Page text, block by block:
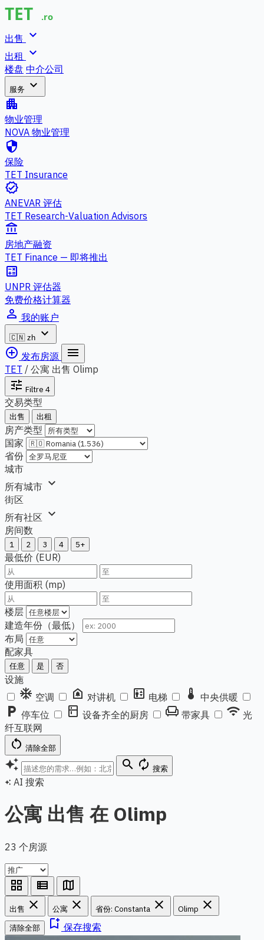
出售 expand_more
出租 expand_more
楼盘 中介公司
服务 expand_more
apartment
物业管理
NOVA 物业管理
security
保险
TET Insurance
verified
ANEVAR 评估
TET Research-Valuation Advisors
account_balance
房地产融资
TET Finance — 即将推出
calculate
UNPR 评估器
免费价格计算器
person_outline 我的账户
🇨🇳 zh
expand_more
add_circle_outline 发布房源 menu
TET / 公寓 出售 Olimp
tune Filtre 4
交易类型
出售 出租
房产类型
国家
省份
城市
所有城市 expand_more
街区
所有社区 expand_more
房间数
1 2 3 4 5+
最低价 (EUR)
使用面积 (mp)
楼层
建造年份（最低）
布局
配家具
任意 是 否
设施
ac_unit 空调 doorbell 对讲机 elevator 电梯 thermostat 中央供暖
local_parking 停车位 kitchen 设备齐全的厨房 chair 带家具 wifi 光
纤互联网
restart_alt 清除全部
auto_awesome search autorenew 搜索
auto_awesome AI 搜索
公寓 出售 在 Olimp
23 个房源
grid_view view_list map
出售 close 公寓 close 省份: Constanta close Olimp close
清除全部 bookmark_add 保存搜索